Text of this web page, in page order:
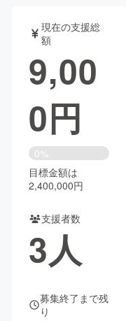
書籍・雑誌
チャレンジ
Creation
コミュニティ
現在の支援総
額
9,00
0円
0%
目標金額は
2,400,000円
支援者数
3人
募集終了まで残
り